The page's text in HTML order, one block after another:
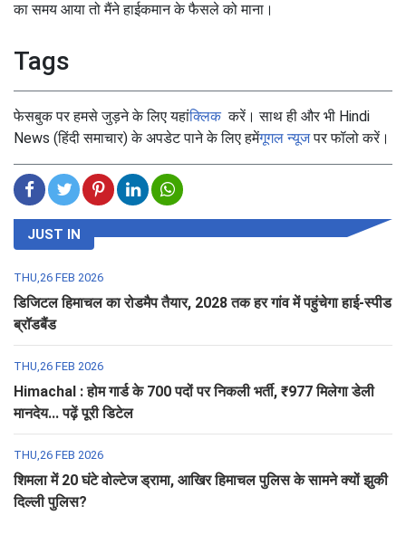
का समय आया तो मैंने हाईकमान के फैसले को माना।
Tags
फेसबुक पर हमसे जुड़ने के लिए यहांक्लिककरें। साथ ही और भी Hindi
News (हिंदी समाचार) के अपडेट पाने के लिए हमेंगूगल न्यूजपर फॉलो करें।
JUST IN
THU,26 FEB 2026
डिजिटल हिमाचल का रोडमैप तैयार, 2028 तक हर गांव में पहुंचेगा हाई-स्पीड
ब्रॉडबैंड
THU,26 FEB 2026
Himachal : होम गार्ड के 700 पदों पर निकली भर्ती, ₹977 मिलेगा डेली
मानदेय... पढ़ें पूरी डिटेल
THU,26 FEB 2026
शिमला में 20 घंटे वोल्टेज ड्रामा, आखिर हिमाचल पुलिस के सामने क्यों झुकी
दिल्ली पुलिस?